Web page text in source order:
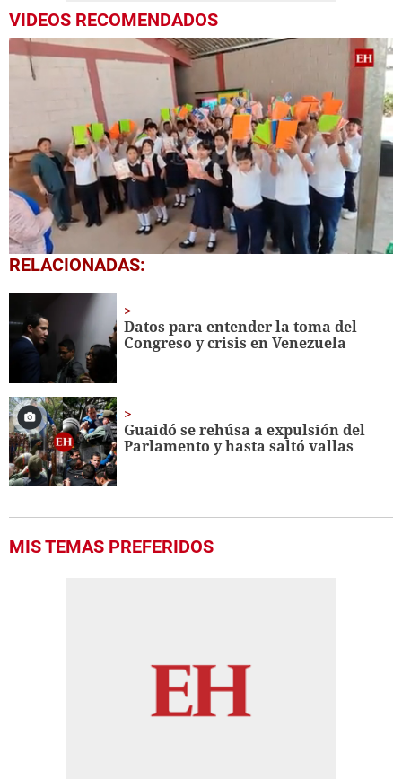
VIDEOS RECOMENDADOS
0
seconds
minute,
56
seconds
RELACIONADAS:
Datos para entender la toma del
Congreso y crisis en Venezuela
Guaidó se rehúsa a expulsión del
Parlamento y hasta saltóvallas
MIS TEMAS PREFERIDOS